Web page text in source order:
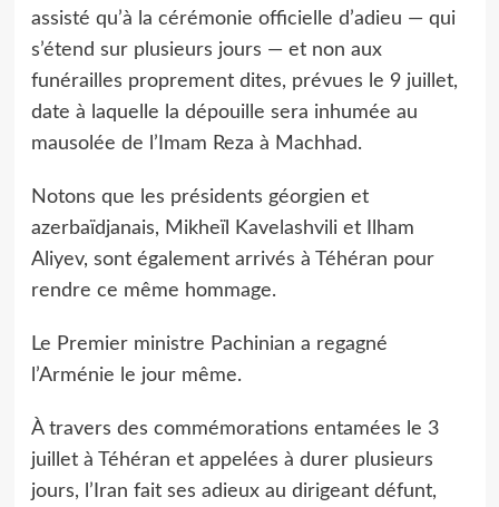
assisté qu’à la cérémonie officielle d’adieu — qui
s’étend sur plusieurs jours — et non aux
funérailles proprement dites, prévues le 9 juillet,
date à laquelle la dépouille sera inhumée au
mausolée de l’Imam Reza à Machhad.
Notons que les présidents géorgien et
azerbaïdjanais, Mikheïl Kavelashvili et Ilham
Aliyev, sont également arrivés à Téhéran pour
rendre ce même hommage.
Le Premier ministre Pachinian a regagné
l’Arménie le jour même.
À travers des commémorations entamées le 3
juillet à Téhéran et appelées à durer plusieurs
jours, l’Iran fait ses adieux au dirigeant défunt,